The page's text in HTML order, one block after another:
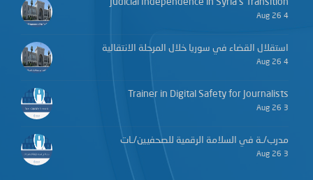
Judicial Independence in Syria’s Transition
4 Aug 26
استقلال القضاء في سوريا خلال المرحلة الانتقالية
4 Aug 26
Trainer in Digital Safety for Journalists
3 Aug 26
مدرب/ـة في السلامة الرقمية للصحفيين/ـات
3 Aug 26